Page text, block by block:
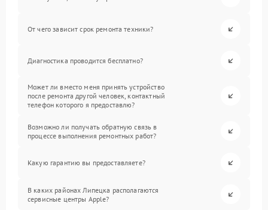
От чего зависит срок ремонта техники?
Диагностика проводится бесплатно?
Может ли вместо меня принять устройство
после ремонта другой человек, контактный
телефон которого я предоставлю?
Возможно ли получать обратную связь в
процессе выполнения ремонтных работ?
Какую гарантию вы предоставляете?
В каких районах Липецка располагаются
сервисные центры Apple?